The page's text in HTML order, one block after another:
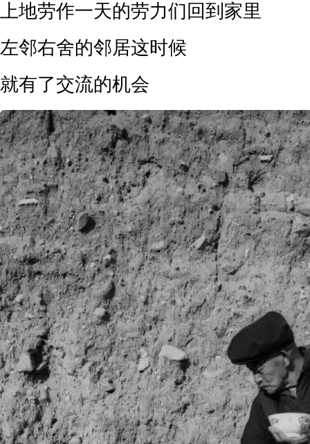
上地劳作一天的劳力们回到家里
左邻右舍的邻居这时候
就有了交流的机会